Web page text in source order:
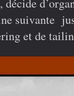
suivante
et de